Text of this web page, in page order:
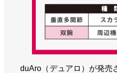
duAro（デュアロ）が発売